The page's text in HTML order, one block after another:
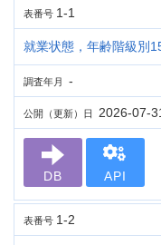
表番号 1-1
就業状態，年齢階級別
調査年月 -
公開（更新）日 2026-07-
DB API
表番号 1-2